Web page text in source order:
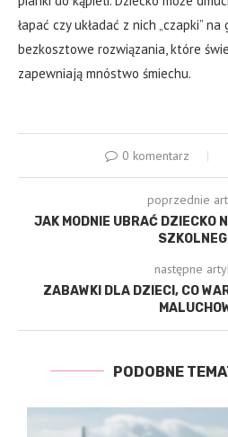
łapać czy układać z nich „czapki” na
bezkosztowe rozwiązania, które
zapewniają mnóstwo śmiechu.
0 komentarz
poprzednie
JAK MODNIE UBRAĆ DZIECKO
następne
ZABAWKI DLA DZIECI, CO
PODOBNE